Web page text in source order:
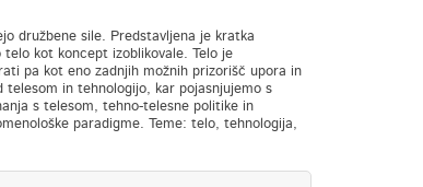
družbene sile. Predstavljena je kratka
kot koncept izoblikovale. Telo je
pa kot eno zadnjih možnih prizorišč upora in
telesom in tehnologijo, kar pojasnjujemo s
s telesom, tehno-telesne politike in
paradigme. Teme: telo, tehnologija,